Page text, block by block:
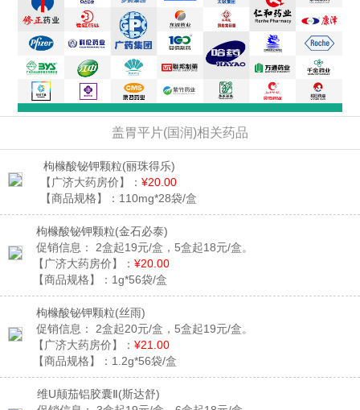
盖胃平片(国润)相关药品
枸橼酸铋钾颗粒(丽珠得乐)
【广济大药房价】： ¥20.00
【商品规格】： 110mg*28袋/盒
枸橼酸铋钾颗粒(金石必泰)
促销信息：
2盒起19元/盒，5盒起18元/盒。
【广济大药房价】： ¥20.00
【商品规格】： 1g*56袋/盒
枸橼酸铋钾颗粒(丝雨)
促销信息：
2盒起20元/盒，5盒起19元/盒。
【广济大药房价】： ¥21.00
【商品规格】： 1.2g*56袋/盒
维U颠茄铝胶囊Ⅱ(斯达舒)